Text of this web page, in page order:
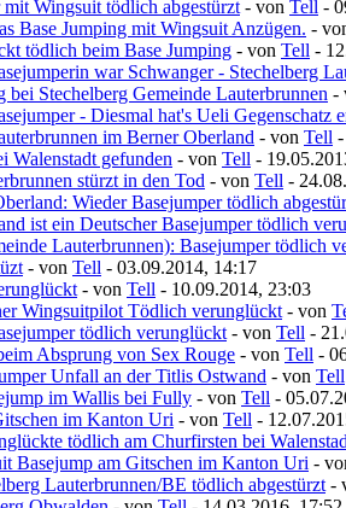
Wingsuit tödlich abgestürzt - von Tell -
Base Jumping mit Wingsuit Anzügen. -
tödlich beim Base Jumping - von Tell -
war Schwanger - Stechelberg
Stechelberg Gemeinde Lauterbrunnen -
- Diesmal hat's Ueli Gegenschatz
im Berner Oberland - von Tell
Walenstadt gefunden - von Tell -
stürzt in den Tod - von Tell -
Wieder Basejumper tödlich
ist ein Deutscher Basejumper tödlich
Lauterbrunnen): Basejumper tödlich
- von Tell - 03.09.2014, 14:17
- von Tell - 10.09.2014, 23:03
Wingsuitpilot Tödlich verunglückt - von
tödlich verunglückt - von Tell -
Absprung von Sex Rouge - von Tell -
Unfall an der Titlis Ostwand - von Tell
im Wallis bei Fully - von Tell -
im Kanton Uri - von Tell -
tödlich am Churfirsten bei
Basejump am Gitschen im Kanton Uri -
Lauterbrunnen/BE tödlich abgestürzt -